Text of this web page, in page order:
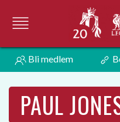
Bli medlem
PAUL